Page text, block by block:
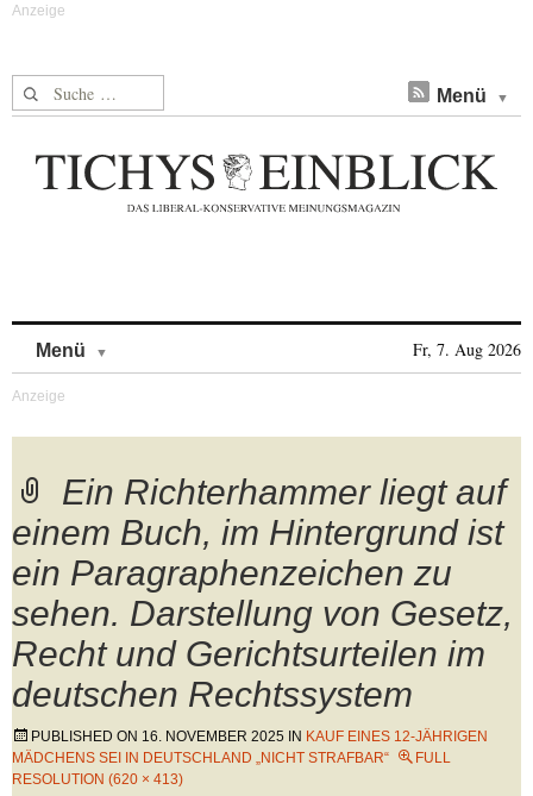
Suche nach: Menü
Menü Fr, 7. Aug 2026
Ein Richterhammer liegt auf
einem Buch, im Hintergrund ist
ein Paragraphenzeichen zu
sehen. Darstellung von Gesetz,
Recht und Gerichtsurteilen im
deutschen Rechtssystem
PUBLISHED ON 16. NOVEMBER 2025 IN KAUF EINES 12-JÄHRIGEN
MÄDCHENS SEI IN DEUTSCHLAND „NICHT STRAFBAR“
FULL
RESOLUTION (620 × 413)